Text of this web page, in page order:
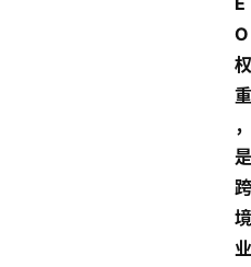
O
权
重
，
是
跨
境
业